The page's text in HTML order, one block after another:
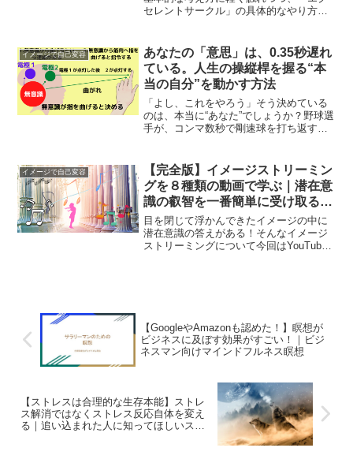
セレントサークル」の具体的なやり方や
環境は必要なく、その気になれば自宅で
一人でも実践可能です。...
イメージで自己変容
あなたの「意思」は、0.35秒遅れ
ている。人生の操縦桿を握る“本
当の自分”を動かす方法
「よし、これをやろう」そう決めている
のは、本当に“あなた”でしょうか？野球選
手が、コンマ数秒で剛速球を打ち返す
たちが「決めよう」と意識するより
**“先”**に、始まって...
イメージで自己変容
【完全版】イメージストリーミン
グを８種類の動画で学ぶ｜潜在意
識の叡智を一番簡単に受け取る方
法
目を閉じて浮かんできたイメージの中に
潜在意識の答えがある！そんなイメージ
ストリーミングについて今回はYouTube
【GoogleやAmazonも認めた！】瞑想が
ビジネスに及ぼす効果がすごい！｜ビジ
ネスマン向けマインドフルネス瞑想
【ストレスは合理的な生存本能】ストレ
ス解消ではなくストレス反応自体を変え
る｜追い込まれた人に知ってほしいスト